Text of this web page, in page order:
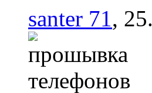
santer 71,